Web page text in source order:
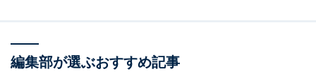
編集部が選ぶおすすめ記事